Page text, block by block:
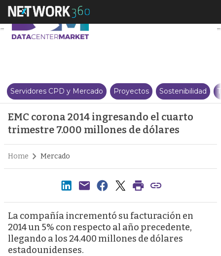
EMC corona 2014 ingresando
Servidores CPD y Mercado Proyectos Sostenibilidad
EMC corona 2014 ingresando el cuarto
trimestre 7.000 millones de dólares
Home Mercado
La compañía incrementó su facturación en
2014 un 5% con respecto al año precedente,
llegando a los 24.400 millones de dólares
estadounidenses.